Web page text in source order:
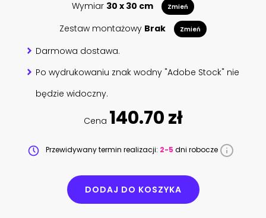
Wymiar 30 x 30 cm Zmień
Zestaw montażowy Brak Zmień
Darmowa dostawa.
Po wydrukowaniu znak wodny "Adobe Stock" nie
będzie widoczny.
Cena 140.70 zł
Przewidywany termin realizacji: 2-5 dni robocze
DODAJ DO KOSZYKA